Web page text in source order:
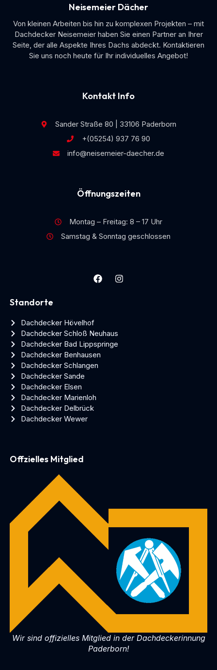
Neisemeier Dächer
Von kleinen Arbeiten bis hin zu komplexen Projekten – mit
Dachdecker Neisemeier haben Sie einen Partner an Ihrer
Seite, der alle Aspekte Ihres Dachs abdeckt. Kontaktieren
Sie uns noch heute für Ihr individuelles Angebot!
Kontakt Info
Sander Straße 80 | 33106 Paderborn
+(05254) 937 76 90
info@neisemeier-daecher.de
Öffnungszeiten
Montag – Freitag: 8 – 17 Uhr
Samstag & Sonntag geschlossen
Standorte
Dachdecker Hövelhof
Dachdecker Schloß Neuhaus
Dachdecker Bad Lippspringe
Dachdecker Benhausen
Dachdecker Schlangen
Dachdecker Sande
Dachdecker Elsen
Dachdecker Marienloh
Dachdecker Delbrück
Dachdecker Wewer
Offzielles Mitglied
Wir sind offizielles Mitglied in der Dachdeckerinnung
Paderborn!